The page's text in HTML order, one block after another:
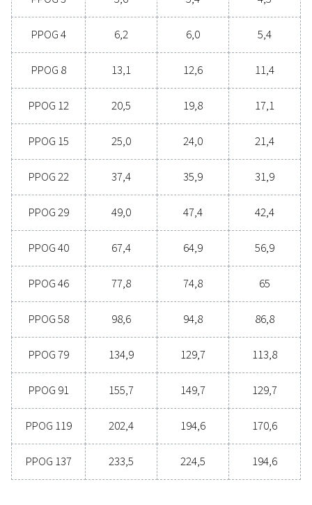
Overvejer du at skifte fra at købe flaskeilt til at
din egen på stedet? Svaret er enkelt – du bør!
på stedet giver en række fordele, herunder
omkostninger, kontrol over renhedsniveauer,
transportemissioner, forbedret sikkerhed og
besvær i forsyningskæden. I alle henseender er
iltgenerering på stedet en mere effektiv og
mulighed. Kontakt vores eksperter for at se,
denne ændring kan forbedre din drift.
Kontakt vores ilteksperter
Generelle
OPNÅELIG ILTRENHED (%)
95
INDGANGSTRYKOMRÅDE (BARG)
6 – 10